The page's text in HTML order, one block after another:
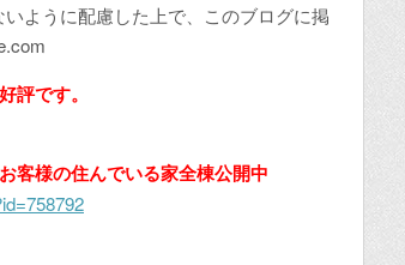
ように配慮した上で、このブログに掲
評です。
客様の住んでいる家全棟公開中